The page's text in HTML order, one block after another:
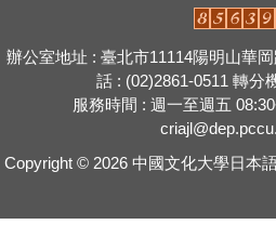
辦公室地址 : 臺北市11114陽明山華
話 : (02)2861-0511 轉分
服務時間 : 週一至週五
Copyright © 2026 中國文化大學日本